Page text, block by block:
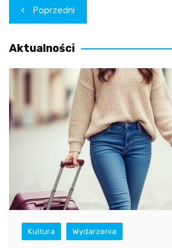
Nawigacja
wpisu
Poprzedni
Aktualności
Kultura Wydarzenia